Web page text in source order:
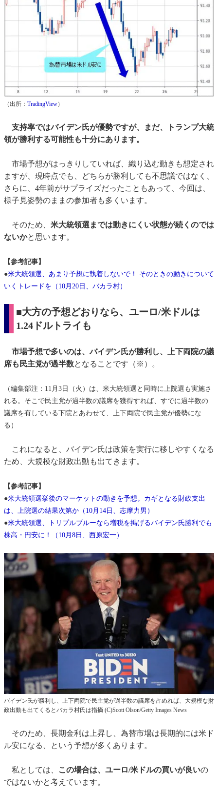
（出所： TradingView）
支持率ではバイデン氏が優勢ですが、まだ、トランプ大統
領が勝利する可能性も十分にあります。
市場予想がはっきりしていれば、織り込む動きも想定され
ますが、現時点でも、どちらが勝利しても不思議ではなく、
さらに、4年前がサプライズだったこともあって、今回は、
様子見姿勢のままの参加者も多くいます。
そのため、 米大統領選までは動きにくい状態が続くのでは
ないかと思います。
【参考記事】
●米大統領選、あまり予想に執着しないで！ そのときの動きについて
いくトレードを（10月20日、バカラ村）
■大方の予想どおりなら、ユーロ/米ドルは
1.24ドルトライも
市場予想で多いのは、バイデン氏が勝利し、上下両院の議
席も民主党が過半数となることです（※）。
（編集部注：11月3日（火）は、米大統領選と同時に上院選も実施さ
れる。そこで民主党が過半数の議席を獲得すれば、すでに過半数の
議席を有している下院とあわせて、上下両院で民主党が優勢にな
る）
これになると、バイデン氏は政策を実行に移しやすくなる
ため、大規模な財政出動も出てきます。
【参考記事】
●米大統領選挙後のマーケットの動きを予想。カギとなる財政支出
は、上院選の結果次第か（10月14日、志摩力男）
●米大統領選、トリプルブルーなら増税を掲げるバイデン氏勝利でも
株高・円安に！（10月8日、西原宏一）
バイデン氏が勝利し、上下両院で民主党が過半数の議席を占めれば、大規模な財
政出動も出てくるとバカラ村氏は指摘 (C)Scott Olson/Getty Images News
そのため、長期金利は上昇し、為替市場は長期的には米ド
ル安になる、という予想が多くあります。
私としては、 この場合は、ユーロ/米ドルの買いが良いの
ではないかと考えています。